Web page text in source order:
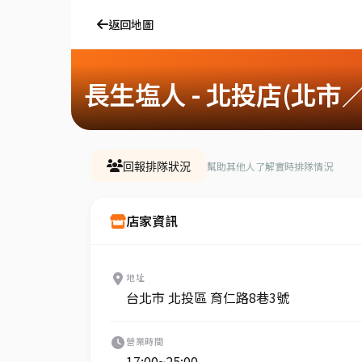
返回地圖
長生塩人 - 北投店(北市
回報排隊狀況 幫助其他人了解實時排隊情況
店家資訊
地址
台北市 北投區 育仁路8巷3號
營業時間